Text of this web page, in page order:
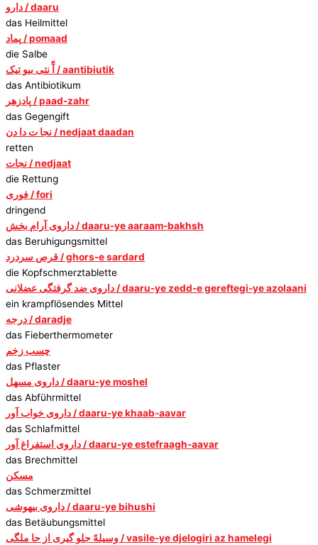
دارو / daaru
das Heilmittel
پماد / pomaad
die Salbe
آّ نتی بیو تیک / aantibiutik
das Antibiotikum
پادزهر / paad-zahr
das Gegengift
نجا ت دا دن / nedjaat daadan
retten
نجات / nedjaat
die Rettung
فوری / fori
dringend
داروی آرام بخش / daaru-ye aaraam-bakhsh
das Beruhigungsmittel
قرص سردرد / ghors-e sardard
die Kopfschmerztablette
داروی ضد گرفتگی عضلانی / daaru-ye zedd-e gereftegi-ye azolaani
ein krampflösendes Mittel
درجه / daradje
das Fieberthermometer
چسب زخم
das Pflaster
داروی مسهل / daaru-ye moshel
das Abführmittel
داروی خواب آور / daaru-ye khaab-aavar
das Schlafmittel
داروی استفراغ آور / daaru-ye estefraagh-aavar
das Brechmittel
مسکن
das Schmerzmittel
داروی بیهوشی / daaru-ye bihushi
das Betäubungsmittel
وسیلهً جلو گیری از حا ملگی / vasile-ye djelogiri az hamelegi